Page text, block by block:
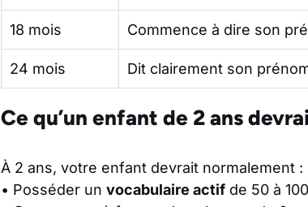
18 mois Commence à dire son
24 mois Dit clairement son
Ce qu’un enfant de 2 ans
À 2 ans, votre enfant devrait normalement :
• Posséder un vocabulaire actif de 50 à